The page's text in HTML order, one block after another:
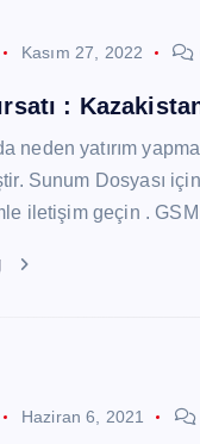
Kasım 27, 2022
:
neden yatırım
Sunum Dosyası için
iletişim geçin .
Haziran 6, 2021